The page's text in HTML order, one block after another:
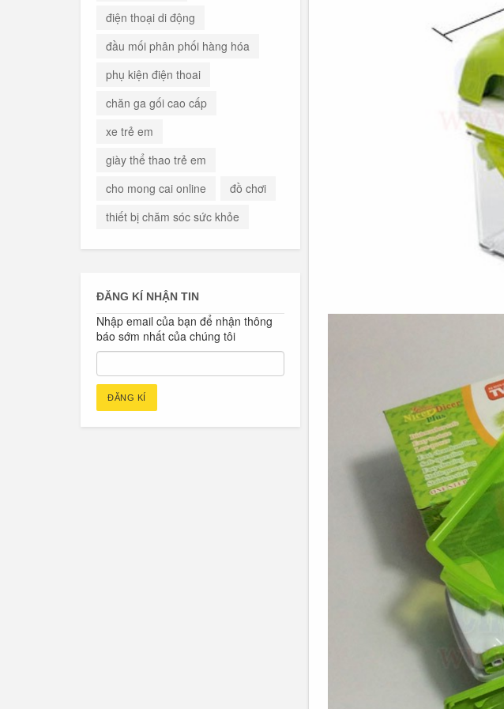
điện thoại di động
đầu mối phân phối hàng hóa
phụ kiện điện thoai
chăn ga gối cao cấp
xe trẻ em
giày thể thao trẻ em
cho mong cai online
đồ chơi
thiết bị chăm sóc sức khỏe
ĐĂNG KÍ NHẬN TIN
Nhập email của bạn để nhận thông
báo sớm nhất của chúng tôi